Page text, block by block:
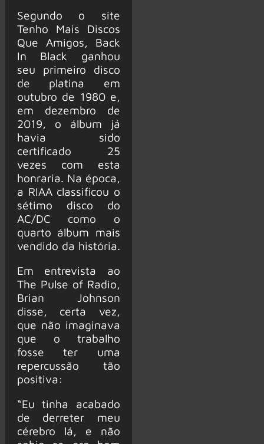
Segundo o site
Tenho Mais Discos
Que Amigos, Back
In Black ganhou
seu primeiro disco
de platina em
outubro de 1980 e,
em dezembro de
2019, o álbum já
havia sido
certificado 25
vezes com esta
honraria. Na época,
a RIAA classificou o
sétimo disco do
AC/DC como o
quarto álbum mais
vendido da história.
Em entrevista ao
The Pulse of Radio,
Brian Johnson
disse, certa vez,
que não imaginava
que o trabalho
fosse ter uma
repercussão tão
positiva:
“Eu tinha acabado
de derreter meu
cérebro lá, e não